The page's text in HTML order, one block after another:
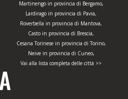
Martinengo in provincia di Bergamo,
Lardirago in provincia di Pavia,
Roverbella in provincia di Mantova,
Casto in provincia di Brescia,
Cesana Torinese in provincia di Torino,
Neive in provincia di Cuneo,
Vai alla lista completa delle città >>